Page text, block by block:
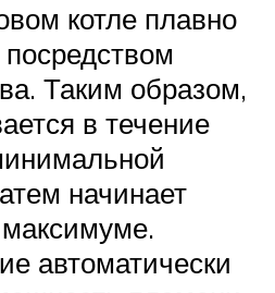
котле плавно
посредством
Таким образом,
в течение
начинает
автоматически